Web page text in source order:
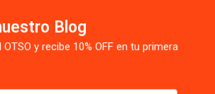
Blog
y recibe 10% OFF en tu primera